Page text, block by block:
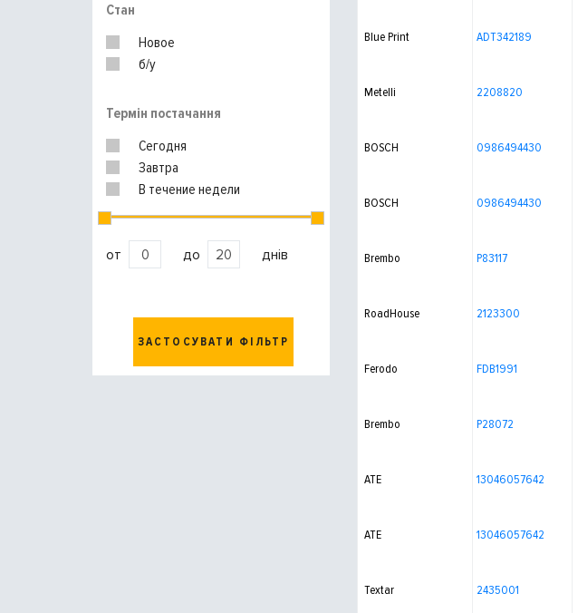
Стан
Новое
б/у
Термін постачання
Сегодня
Завтра
В течение недели
от до днів
ЗАСТОСУВАТИ ФІЛЬТР
Blue Print ADT342189
Metelli 2208820
BOSCH 0986494430
BOSCH 0986494430
Brembo P83117
RoadHouse 2123300
Ferodo FDB1991
Brembo P28072
ATE 13046057642
ATE 13046057642
Textar 2435001